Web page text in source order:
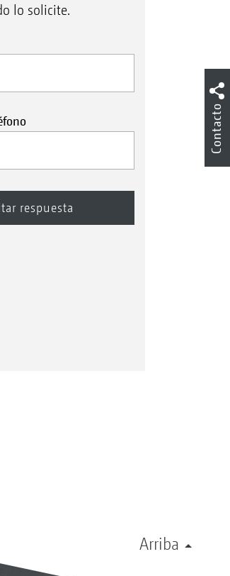
lo solicite.
Arriba
Contacto